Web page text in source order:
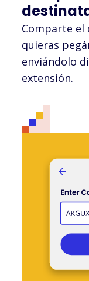
Comparte el
quieras
enviándolo
extensión.